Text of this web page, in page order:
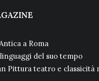
a Roma
del suo tempo
Pittura teatro e classicità